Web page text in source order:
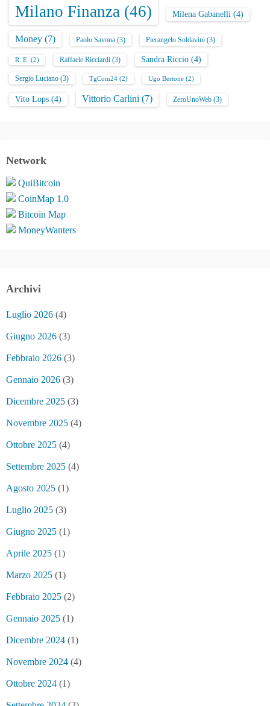
Milano Finanza (46) Milena Gabanelli (4)
Money (7) Paolo Savona (3) Pierangelo Soldavini (3)
R. E. (2) Raffaele Ricciardi (3) Sandra Riccio (4)
Sergio Luciano (3) TgCom24 (2) Ugo Bertone (2)
Vito Lops (4) Vittorio Carlini (7) ZeroUnoWeb (3)
Network
QuiBitcoin
CoinMap 1.0
Bitcoin Map
MoneyWanters
Archivi
Luglio 2026 (4)
Giugno 2026 (3)
Febbraio 2026 (3)
Gennaio 2026 (3)
Dicembre 2025 (3)
Novembre 2025 (4)
Ottobre 2025 (4)
Settembre 2025 (4)
Agosto 2025 (1)
Luglio 2025 (3)
Giugno 2025 (1)
Aprile 2025 (1)
Marzo 2025 (1)
Febbraio 2025 (2)
Gennaio 2025 (1)
Dicembre 2024 (1)
Novembre 2024 (4)
Ottobre 2024 (1)